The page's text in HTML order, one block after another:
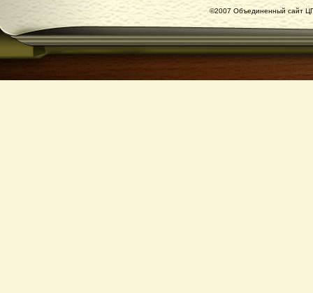
©2007 Объединенный сайт